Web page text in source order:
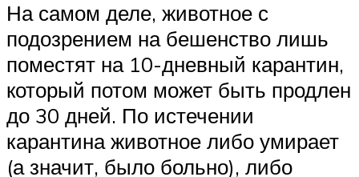
На самом деле, животное с
подозрением на бешенство лишь
поместят на 10-дневный карантин,
который потом может быть продлен
до 30 дней. По истечении
карантина животное либо умирает
(а значит, было больно), либо